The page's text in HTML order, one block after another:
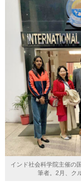
インド社会科学院主催の
筆者。2月、ク